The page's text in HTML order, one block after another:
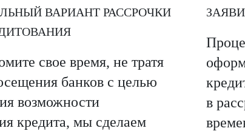
ВАРИАНТ РАССРОЧКИ
свое время, не тратя
банков с целью
возможности
кредита, мы сделаем
в